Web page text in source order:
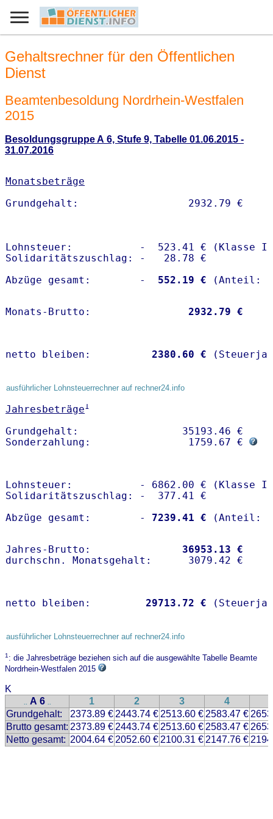
Gehaltsrechner für den Öffentlichen
Dienst
Beamtenbesoldung Nordrhein-Westfalen
2015
Besoldungsgruppe A 6, Stufe 9, Tabelle 01.06.2015 -
31.07.2016
Monatsbeträge
Lohnsteuer:           -  523.41 € (Klasse I)
Solidaritätszuschlag: -   28.78 €
Abzüge gesamt:        -
  552.19 €
Monats-Brutto: 2932.79 €
netto bleiben: 2380.60 €
ausführlicher Lohnsteuerrechner auf rechner24.info
Jahresbeträge1
Grundgehalt:                 35193.46 €
Sonderzahlung:                1759.67 €
Lohnsteuer:           - 6862.00 € (Klasse I)
Solidaritätszuschlag: -  377.41 €
Abzüge gesamt:        -
7239.41 €
Jahres-Brutto: 36953.13 €
netto bleiben: 29713.72 €
ausführlicher Lohnsteuerrechner auf rechner24.info
1: die Jahresbeträge beziehen sich auf die ausgewählte Tabelle Beamte
Nordrhein-Westfalen 2015
K
.. A 6 .. 1 2 3 4
Grundgehalt:
2373.89 € 2443.74 € 2513.60 € 2583.47 €
Brutto gesamt: 2373.89 € 2443.74 € 2513.60 € 2583.47 €
Netto gesamt: 2004.64 € 2052.60 € 2100.31 € 2147.76 €